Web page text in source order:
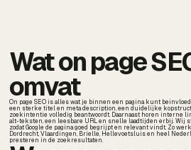
Wat on page
omvat
On page SEO is alles wat je binnen een pagina kunt
een sterke titel en meta description, een duidelijke
zoekintentie volledig beantwoordt. Daarnaast horen interne
alt-teksten, een leesbare URL en snelle laadtijden erbij. Wij
zodat Google de pagina goed begrijpt en relevant vindt. Zo
Dordrecht, Vlaardingen, Brielle, Hellevoetsluis en heel
presteren in de zoekresultaten.